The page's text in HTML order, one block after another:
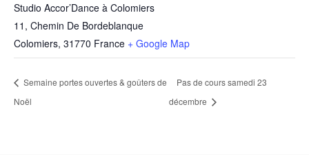
Studio Accor’Dance à Colomiers
11, Chemin De Bordeblanque
Colomiers, 31770 France + Google Map
Semaine portes ouvertes & goûters de
Noël
Pas de cours samedi 23
décembre